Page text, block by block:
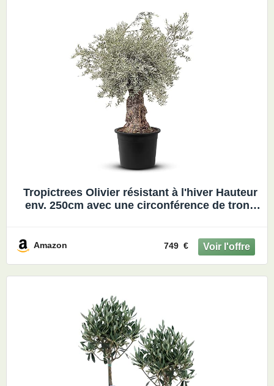
Tropictrees Olivier résistant à l'hiver Hauteur
env. 250cm avec une circonférence de tronc
Amazon 749 €